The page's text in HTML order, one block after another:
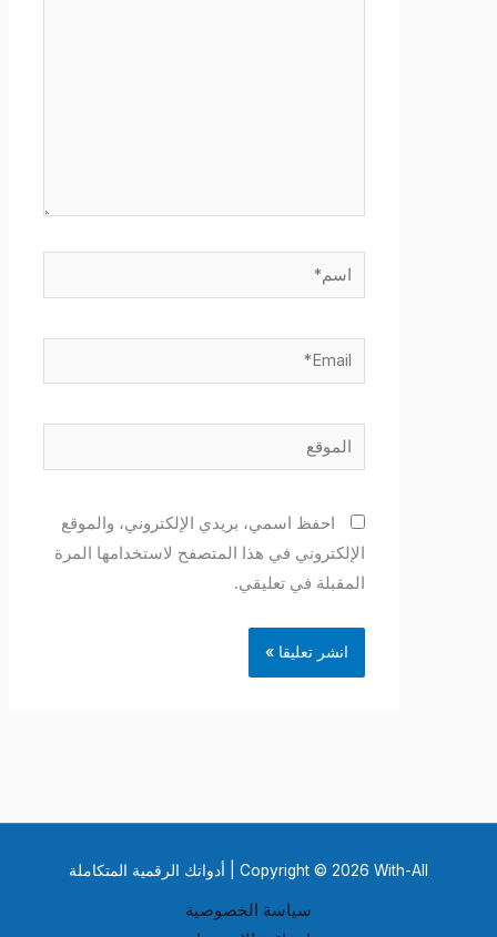
احفظ اسمي، بريدي الإلكتروني، والموقع
الإلكتروني في هذا المتصفح لاستخدامها المرة
المقبلة في تعليقي.
Copyright © 2026 With-All | أدواتك الرقمية المتكاملة
سياسة الخصوصية